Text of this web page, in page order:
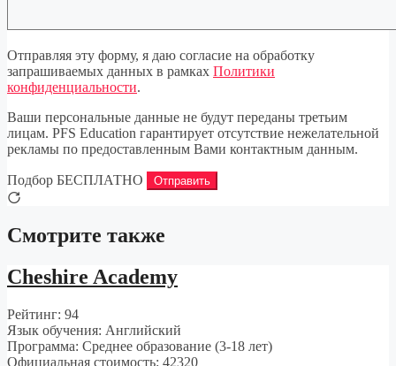
Отправляя эту форму, я даю согласие на обработку
запрашиваемых данных в рамках Политики
конфиденциальности.
Ваши персональные данные не будут переданы третьим
лицам. PFS Education гарантирует отсутствие нежелательной
рекламы по предоставленным Вами контактным данным.
Подбор БЕСПЛАТНО Отправить
Смотрите также
Cheshire Academy
Рейтинг: 94
Язык обучения: Английский
Программа: Среднее образование (3-18 лет)
Официальная стоимость: 42320